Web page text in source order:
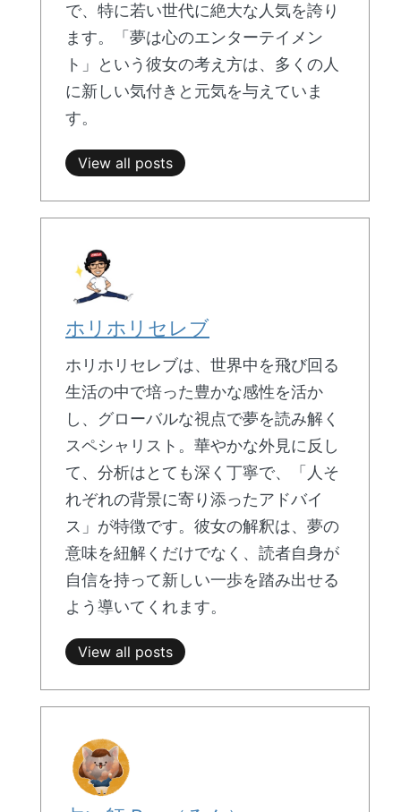
で、特に若い世代に絶大な人気を誇り
ます。「夢は心のエンターテイメン
ト」という彼女の考え方は、多くの人
に新しい気付きと元気を与えていま
す。
View all posts
ホリホリセレブ
ホリホリセレブは、世界中を飛び回る
生活の中で培った豊かな感性を活か
し、グローバルな視点で夢を読み解く
スペシャリスト。華やかな外見に反し
て、分析はとても深く丁寧で、「人そ
れぞれの背景に寄り添ったアドバイ
ス」が特徴です。彼女の解釈は、夢の
意味を紐解くだけでなく、読者自身が
自信を持って新しい一歩を踏み出せる
よう導いてくれます。
View all posts